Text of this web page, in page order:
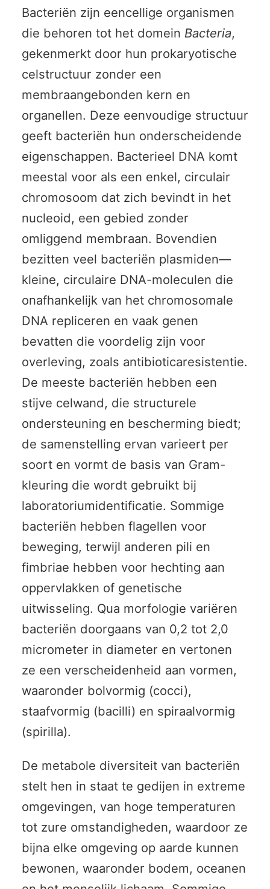
Bacteriën zijn eencellige organismen
die behoren tot het domein Bacteria,
gekenmerkt door hun prokaryotische
celstructuur zonder een
membraangebonden kern en
organellen. Deze eenvoudige structuur
geeft bacteriën hun onderscheidende
eigenschappen. Bacterieel DNA komt
meestal voor als een enkel, circulair
chromosoom dat zich bevindt in het
nucleoid, een gebied zonder
omliggend membraan. Bovendien
bezitten veel bacteriën plasmiden—
kleine, circulaire DNA-moleculen die
onafhankelijk van het chromosomale
DNA repliceren en vaak genen
bevatten die voordelig zijn voor
overleving, zoals antibioticaresistentie.
De meeste bacteriën hebben een
stijve celwand, die structurele
ondersteuning en bescherming biedt;
de samenstelling ervan varieert per
soort en vormt de basis van Gram-
kleuring die wordt gebruikt bij
laboratoriumidentificatie. Sommige
bacteriën hebben flagellen voor
beweging, terwijl anderen pili en
fimbriae hebben voor hechting aan
oppervlakken of genetische
uitwisseling. Qua morfologie variëren
bacteriën doorgaans van 0,2 tot 2,0
micrometer in diameter en vertonen
ze een verscheidenheid aan vormen,
waaronder bolvormig (cocci),
staafvormig (bacilli) en spiraalvormig
(spirilla).
De metabole diversiteit van bacteriën
stelt hen in staat te gedijen in extreme
omgevingen, van hoge temperaturen
tot zure omstandigheden, waardoor ze
bijna elke omgeving op aarde kunnen
bewonen, waaronder bodem, oceanen